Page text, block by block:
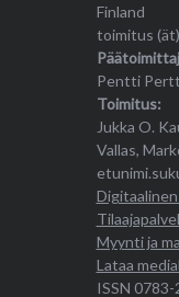
Finland
toimitus
Pentti
Toimitus:
Jukka O.
Vallas,
Myynti ja
Lataa
ISSN